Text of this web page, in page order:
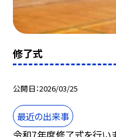
修了式
公開日 2026/03/25
最近の出来事